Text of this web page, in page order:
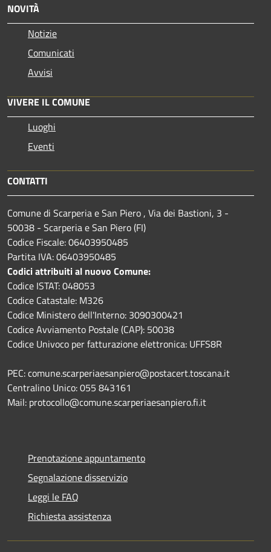
NOVITÀ
Notizie
Comunicati
Avvisi
VIVERE IL COMUNE
Luoghi
Eventi
CONTATTI
Comune di Scarperia e San Piero , Via dei Bastioni, 3 -
50038 - Scarperia e San Piero (FI)
Codice Fiscale: 06403950485
Partita IVA: 06403950485
Codici attribuiti al nuovo Comune:
Codice ISTAT: 048053
Codice Catastale: M326
Codice Ministero dell'Interno: 3090300421
Codice Avviamento Postale (CAP): 50038
Codice Univoco per fatturazione elettronica: UFFS8R
PEC: comune.scarperiaesanpiero@postacert.toscana.it
Centralino Unico: 055 843161
Mail: protocollo@comune.scarperiaesanpiero.fi.it
Prenotazione appuntamento
Segnalazione disservizio
Leggi le FAQ
Richiesta assistenza